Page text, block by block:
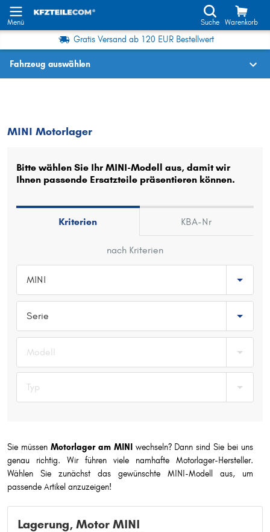
Menü Suche Warenkorb
Gratis Versand ab 120 EUR Bestellwert
Fahrzeug auswählen
Wo finde ich die?
Oder
Hersteller wählen
Typ wählen
MINI Motorlager
Bitte wählen Sie Ihr MINI-Modell aus, damit wir
Ihnen passende Ersatzteile präsentieren können.
Kriterien KBA-Nr
nach Kriterien
MINI
Serie
Modell
Typ
Sie müssen Motorlager am MINI
wechseln? Dann sind Sie bei uns
genau richtig. Wir führen viele namhafte Motorlager-Hersteller.
Wählen Sie zunächst das gewünschte MINI-Modell aus, um
passende Artikel anzuzeigen!
Lagerung, Motor MINI